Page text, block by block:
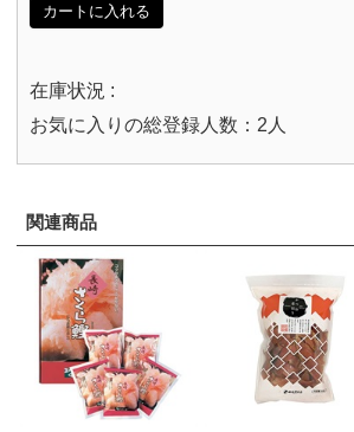
カートに入れる
在庫状況 :
お気に入りの総登録人数：2人
関連商品